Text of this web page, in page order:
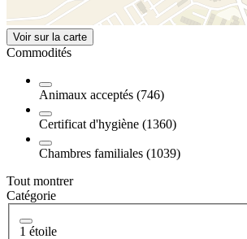
Voir sur la carte
Commodités
Animaux acceptés (746)
Certificat d'hygiène (1360)
Chambres familiales (1039)
Tout montrer
Catégorie
1 étoile